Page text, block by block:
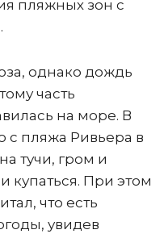
пляжных зон с
однако дождь
часть
на море. В
с пляжа Ривьера в
тучи, гром и
При этом
что есть
увидев